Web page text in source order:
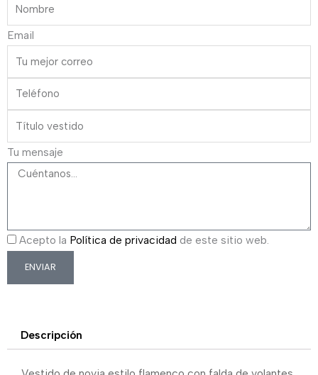
Email
Tu mensaje
Acepto la Política de privacidad de este sitio web.
ENVIAR
Descripción